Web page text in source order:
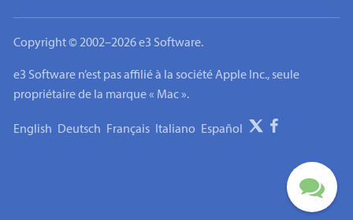
Copyright © 2002–2026 e3 Software.
e3 Software n’est pas affilié à la société Apple Inc., seule
propriétaire de la marque « Mac ».
English Deutsch Français Italiano Español